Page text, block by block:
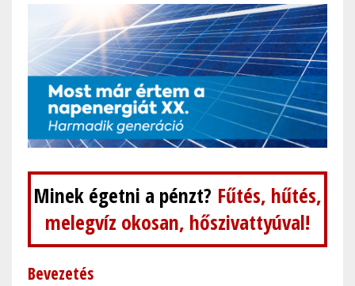
Minek égetni a pénzt? Fűtés, hűtés,
melegvíz okosan, hőszivattyúval!
Bevezetés